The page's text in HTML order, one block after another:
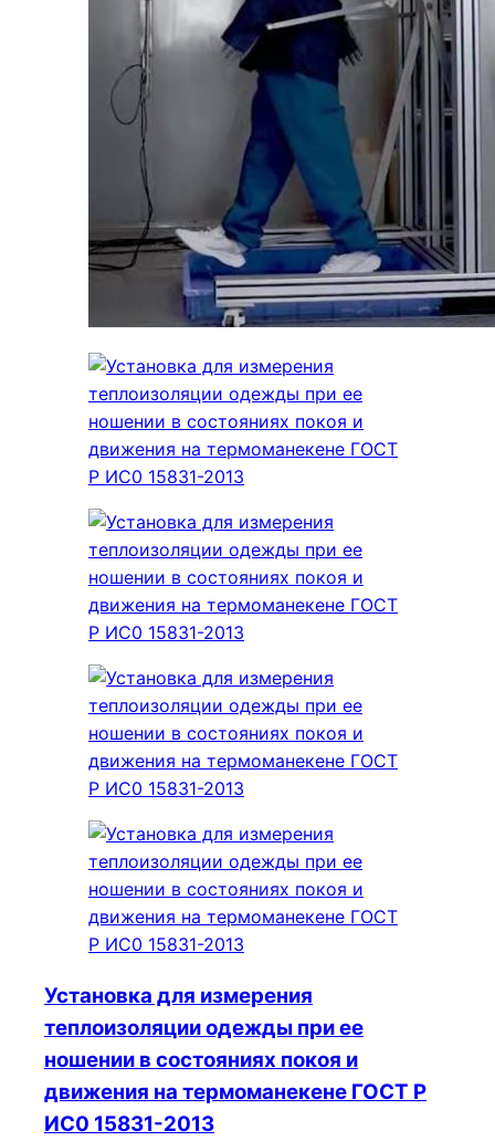
Установка для измерения
теплоизоляции одежды при ее
ношении в состояниях покоя и
движения на термоманекене ГОСТ Р
ИС0 15831-2013